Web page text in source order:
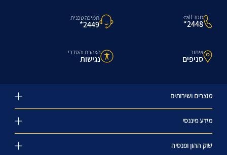
מסד call
2448*
תמיכה טכנית
2449*
איתור
סניפים
הצהרת והסדרי
נגישות
מוצרים ושירותים
מידע פיננסי
שוק ההון ופנסיה